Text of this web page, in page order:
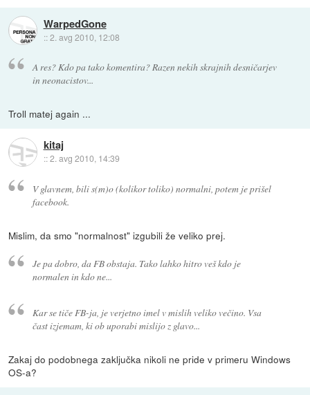
WarpedGone
::2. avg 2010, 12:08
A res? Kdo pa tako komentira? Razen nekih skrajnih desničarjev
in neonacistov...
Troll matej again ...
kitaj
::2. avg 2010, 14:39
V glavnem, bili s(m)o (kolikor toliko) normalni, potem je prišel
facebook.
Mislim, da smo "normalnost" izgubili že veliko prej.
Je pa dobro, da FB obstaja. Tako lahko hitro veš kdo je
normalen in kdo ne...
Kar se tiče FB-ja, je verjetno imel v mislih veliko večino. Vsa
čast izjemam, ki ob uporabi mislijo z glavo...
Zakaj do podobnega zaključka nikoli ne pride v primeru Windows
OS-a?